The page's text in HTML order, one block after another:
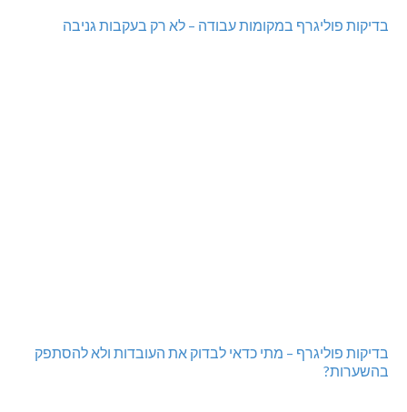
בדיקות פוליגרף במקומות עבודה – לא רק בעקבות גניבה
בדיקות פוליגרף – מתי כדאי לבדוק את העובדות ולא להסתפק
בהשערות?